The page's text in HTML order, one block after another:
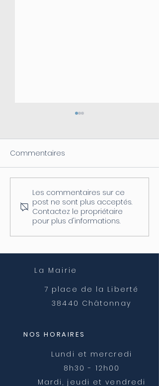
Info Travaux - Reprise
des travaux Rue
Ferrachet
Commentaires
Les commentaires sur ce
post ne sont plus acceptés.
Contactez le propriétaire
pour plus d'informations.
La Mairie
7 place de la Liberté
38440 Châtonnay
NOS HORAIRES
Lundi et mercredi
8h30 - 12h00
Mardi, jeudi et vendredi